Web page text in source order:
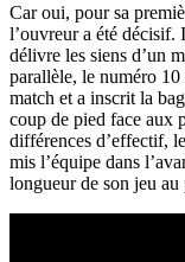
Car oui, pour sa
l’ouvreur a été décisif.
délivre les siens d’un
parallèle, le numéro
match et a inscrit la
coup de pied face aux
différences d’effectif,
mis l’équipe dans
longueur de son jeu au